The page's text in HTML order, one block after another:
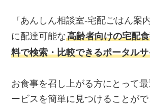
『あんしん相談室‐宅配ごはん案
に配達可能な高齢者向けの宅配
料で検索・比較できるポータル
お食事を召し上がる方にとって
ービスを簡単に見つけることがで